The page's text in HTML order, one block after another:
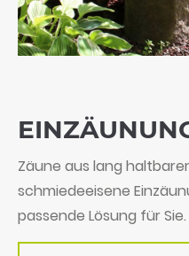
Zäune aus lang
schmiedeeisene
passende Lösung für Sie.